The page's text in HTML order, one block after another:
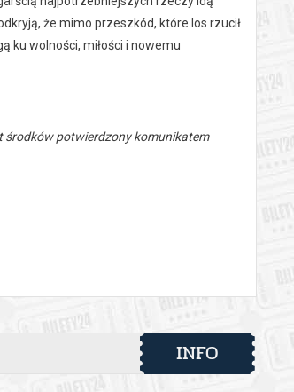
że mimo przeszkód, które los rzucił
ku wolności, miłości i nowemu
środków potwierdzony komunikatem
INFO